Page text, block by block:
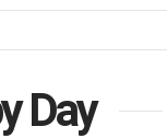
Day